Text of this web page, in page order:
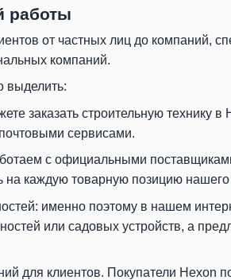
работы
от частных лиц до компаний,
компаний.
выделить:
заказать строительную технику
сервисами.
с официальными
на каждую товарную позицию нашего
именно поэтому в нашем
или садовых устройств, а
для клиентов. Покупатели Hexon